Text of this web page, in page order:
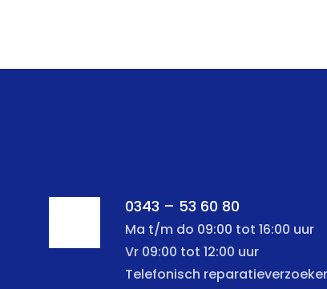
0343 – 53 60 80
Ma t/m do 09:00 tot 16:00 uur
Vr 09:00 tot 12:00 uur
Telefonisch